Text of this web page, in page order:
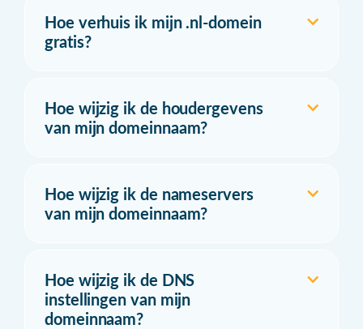
Hoe verhuis ik mijn .nl-domein
gratis?
Hoe wijzig ik de houdergevens
van mijn domeinnaam?
Hoe wijzig ik de nameservers
van mijn domeinnaam?
Hoe wijzig ik de DNS
instellingen van mijn
domeinnaam?